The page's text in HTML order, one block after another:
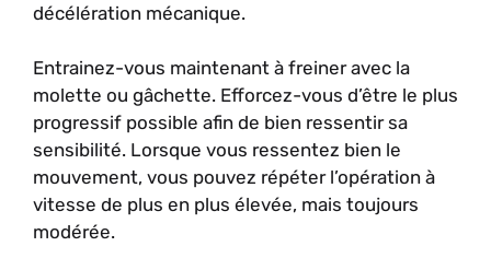
décélération mécanique.
Entrainez-vous maintenant à freiner avec la
molette ou gâchette. Efforcez-vous d’être le plus
progressif possible afin de bien ressentir sa
sensibilité. Lorsque vous ressentez bien le
mouvement, vous pouvez répéter l’opération à
vitesse de plus en plus élevée, mais toujours
modérée.